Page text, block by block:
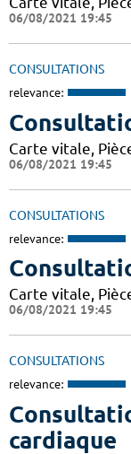
06/08/2021 19:45
CONSULTATIONS
relevance:
Carte vitale,
06/08/2021 19:45
CONSULTATIONS
relevance:
Carte vitale,
06/08/2021 19:45
CONSULTATIONS
relevance:
cardiaque